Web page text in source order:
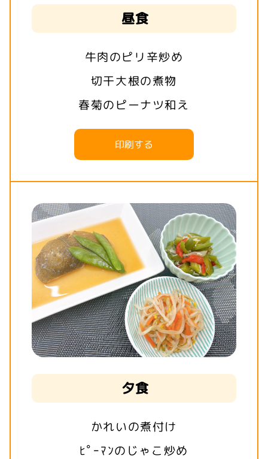
昼食
牛肉のピリ辛炒め
切干大根の煮物
春菊のピーナツ和え
印刷する
夕食
かれいの煮付け
ﾋﾟｰﾏﾝのじゃこ炒め